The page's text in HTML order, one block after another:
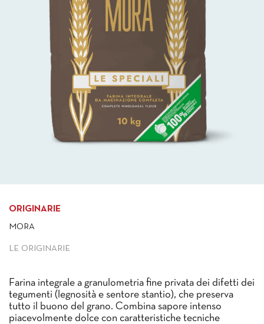
ORIGINARIE
MORA
LE ORIGINARIE
Farina integrale a granulometria fine privata dei difetti dei
tegumenti (legnosità e sentore stantio), che preserva
tutto il buono del grano. Combina sapore intenso
piacevolmente dolce con caratteristiche tecniche